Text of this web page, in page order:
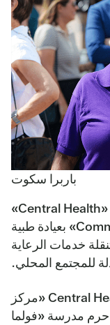
باربرا سكوت
في عام 2019، وصلت منظمتا «Central Health»
و«CommUnityCare Health Centers» بعيادة طبية
خدمات الرعاية
للمجتمع المحلي.
وبعد عامين، افتتحت منظمة Central Health «مركز
مدرسة «فولما